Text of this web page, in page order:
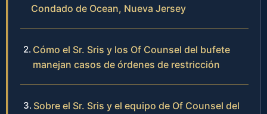
Condado de Ocean, Nueva Jersey
Cómo el Sr. Sris y los Of Counsel del bufete
manejan casos de órdenes de restricción
Sobre el Sr. Sris y el equipo de Of Counsel del